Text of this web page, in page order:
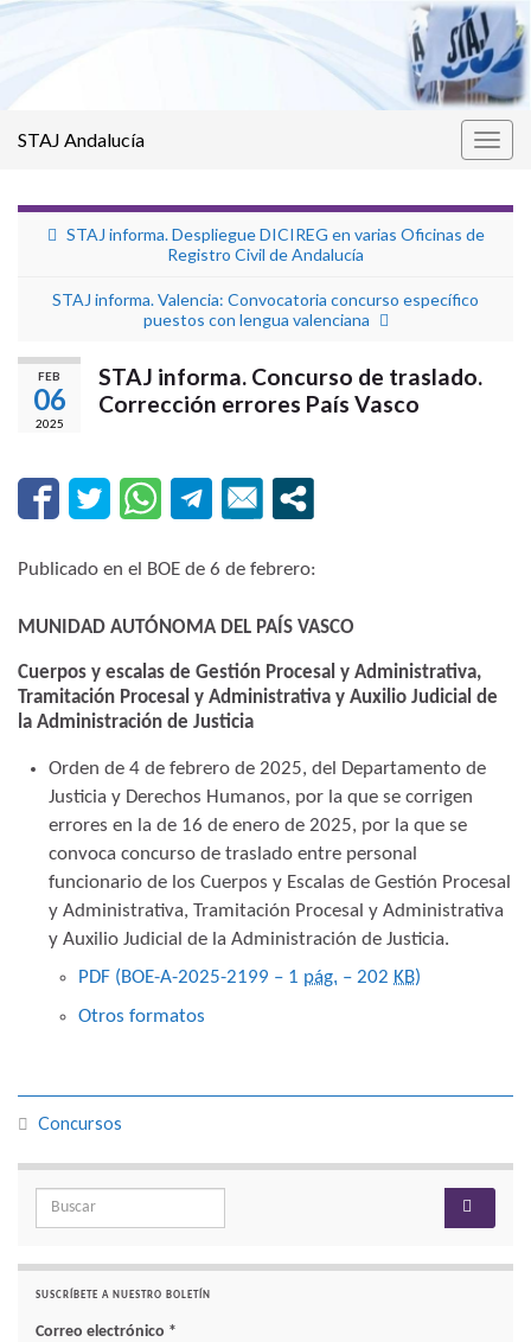
STAJ Andalucía
STAJ informa. Despliegue DICIREG en varias Oficinas de
Registro Civil de Andalucía
STAJ informa. Valencia: Convocatoria concurso específico
puestos con lengua valenciana
FEB
06
2025
STAJ informa. Concurso de traslado.
Corrección errores País Vasco
Publicado en el BOE de 6 de febrero:
MUNIDAD AUTÓNOMA DEL PAÍS VASCO
Cuerpos y escalas de Gestión Procesal y Administrativa,
Tramitación Procesal y Administrativa y Auxilio Judicial de
la Administración de Justicia
Orden de 4 de febrero de 2025, del Departamento de
Justicia y Derechos Humanos, por la que se corrigen
errores en la de 16 de enero de 2025, por la que se
convoca concurso de traslado entre personal
funcionario de los Cuerpos y Escalas de Gestión Procesal
y Administrativa, Tramitación Procesal y Administrativa
y Auxilio Judicial de la Administración de Justicia.
PDF (BOE-A-2025-2199 – 1 pág. – 202 KB)
Otros formatos
Concursos
Search for:
SUSCRÍBETE A NUESTRO BOLETÍN
Correo electrónico *